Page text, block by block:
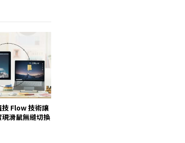
技 Flow 技術讓
滑鼠無縫切換